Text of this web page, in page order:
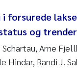
Georgantzopoulou
i forsurede
og
Schartau, Arne
Hindar, Randi J.